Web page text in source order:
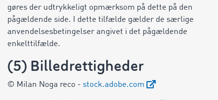
gøres der udtrykkeligt opmærksom på dette på den
pågældende side. I dette tilfælde gælder de særlige
anvendelsesbetingelser angivet i det pågældende
enkelttilfælde.
(5) Billedrettigheder
© Milan Noga reco - stock.adobe.com